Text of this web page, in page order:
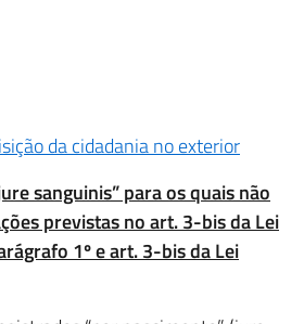
da cidadania no exterior
sanguinis” para os quais não
previstas no art. 3-bis da Lei
1º e art. 3-bis da Lei